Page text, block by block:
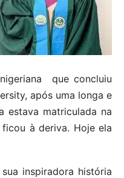
que concluiu
após uma longa e
estava matriculada na
à deriva. Hoje ela
inspiradora história